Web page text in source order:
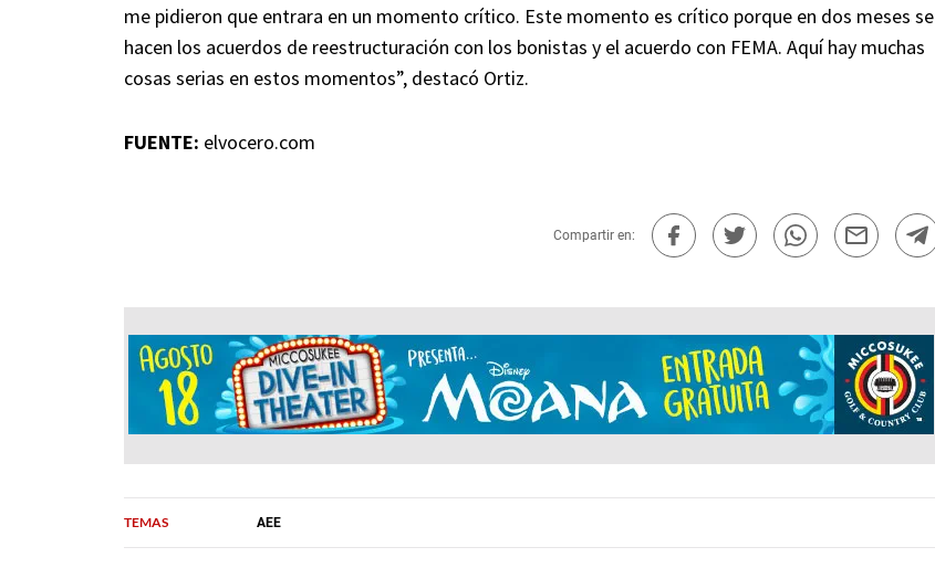
me pidieron que entrara en un momento crítico. Este momento es crítico porque en dos meses se
hacen los acuerdos de reestructuración con los bonistas y el acuerdo con FEMA. Aquí hay muchas
cosas serias en estos momentos”, destacó Ortiz.
FUENTE: elvocero.com
Compartir en:
TEMAS AEE